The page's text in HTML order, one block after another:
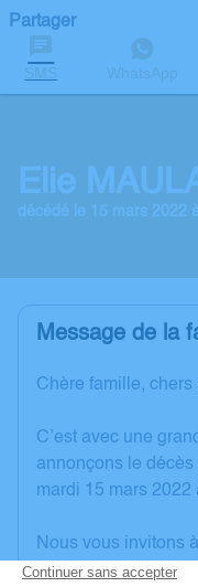
Partager
SMS WhatsApp
Elie
décédé le 15 mars 2022
Message de la
Chère famille, chers
C’est avec une
annonçons le
mardi 15 mars 2022
Nous vous invitons
vos condoléances,